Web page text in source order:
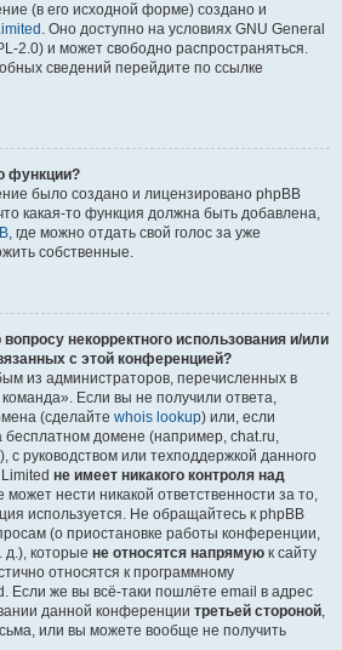
(в его исходной форме) создано и
. Оно доступно на условиях GNU General
2.0) и может свободно распространяться.
сведений перейдите по ссылке
функции?
было создано и лицензировано phpBB
какая-то функция должна быть добавлена,
, где можно отдать свой голос за уже
собственные.
некорректного использования и/или
с этой конференцией?
из администраторов, перечисленных в
Если вы не получили ответа,
(сделайте whois lookup) или, если
домене (например, chat.ru,
с руководством или техподдержкой данного
не имеет никакого контроля над
может нести никакой ответственности за то,
используется. Не обращайтесь к phpBB
(о приостановке работы конференции,
д.), которые не относятся напрямую к сайту
относятся к программному
Если же вы всё-таки пошлёте email в адрес
данной конференции третьей стороной,
или вы можете вообще не получить